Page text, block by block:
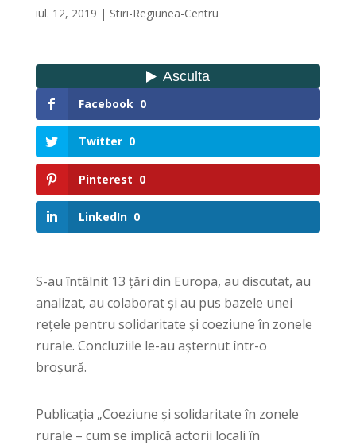
iul. 12, 2019 | Stiri-Regiunea-Centru
Facebook 0
Twitter 0
Pinterest 0
LinkedIn 0
S-au întâlnit 13 țări din Europa, au discutat, au
analizat, au colaborat și au pus bazele unei
rețele pentru solidaritate și coeziune în zonele
rurale. Concluziile le-au așternut într-o
broșură.
Publicația „Coeziune și solidaritate în zonele
rurale – cum se implică actorii locali în